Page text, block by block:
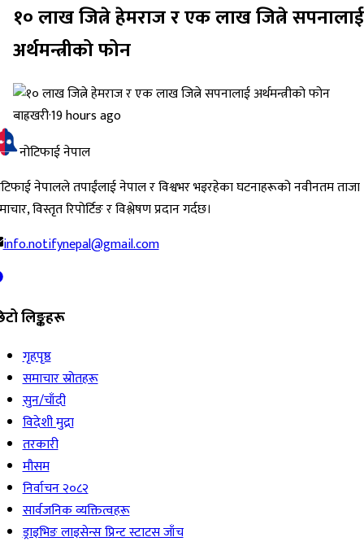
१० लाख जित्ने हेमराज र एक लाख जित्ने सपनालाई
अर्थमन्त्रीको फोन
बाह्रखरी·19 hours ago
नोटिफाई नेपाल
नेपालले तपाईंलाई नेपाल र विश्वभर भइरहेका घटनाहरूको नवीनतम ताजा
विस्तृत रिपोर्टिङ र विश्लेषण प्रदान गर्दछ।
info.notifynepal@gmail.com
लिङ्कहरू
गृहपृष्ठ
समाचार स्रोतहरू
सुन/चाँदी
विदेशी मुद्रा
तरकारी
मौसम
निर्वाचन २०८२
सार्वजनिक व्यक्तित्वहरू
ड्राइभिङ लाइसेन्स प्रिन्ट स्टाटस जाँच